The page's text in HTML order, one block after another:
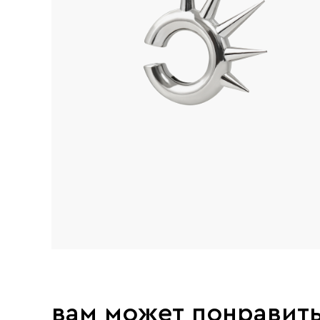
вам может